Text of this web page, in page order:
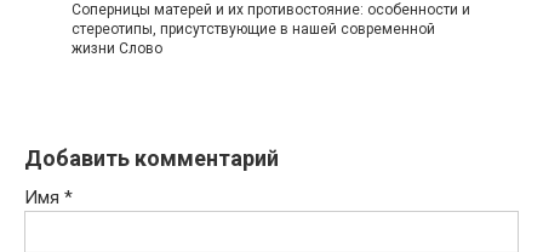
Соперницы матерей и их противостояние: особенности и
стереотипы, присутствующие в нашей современной
жизни Слово
Добавить комментарий
Имя *